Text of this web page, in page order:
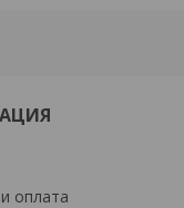
оплата